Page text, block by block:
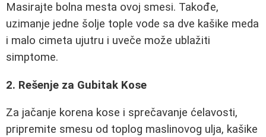
Masirajte bolna mesta ovoj smesi. Takođe,
uzimanje jedne šolje tople vode sa dve kašike meda
i malo cimeta ujutru i uveče može ublažiti
simptome.
2. Rešenje za Gubitak Kose
Za jačanje korena kose i sprečavanje ćelavosti,
pripremite smesu od toplog maslinovog ulja, kašike